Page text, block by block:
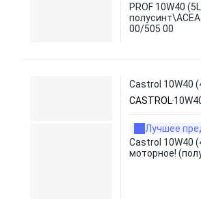
PROF 10W40
полусинт\ACEA
00/505 00
Castrol 10W40
CASTROL
Лучшее
Castrol 10W40
моторное!